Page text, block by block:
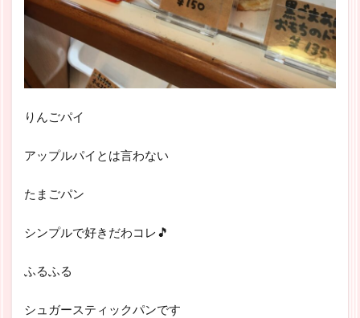
りんごパイ
アップルパイとは言わない
たまごパン
シンプルで好きだわコレ🎵
ふるふる
シュガースティックパンです